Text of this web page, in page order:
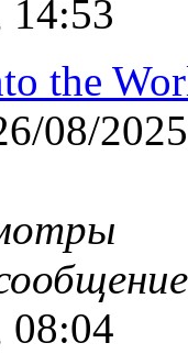
14:53
the
08/
08:04